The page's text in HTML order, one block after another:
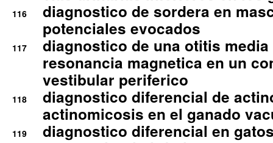
116
diagnostico de sordera en
potenciales evocados
117
diagnostico de una otitis
resonancia magnetica en un
vestibular periferico
118
diagnostico diferencial de
actinomicosis en el ganado
119
diagnostico diferencial en